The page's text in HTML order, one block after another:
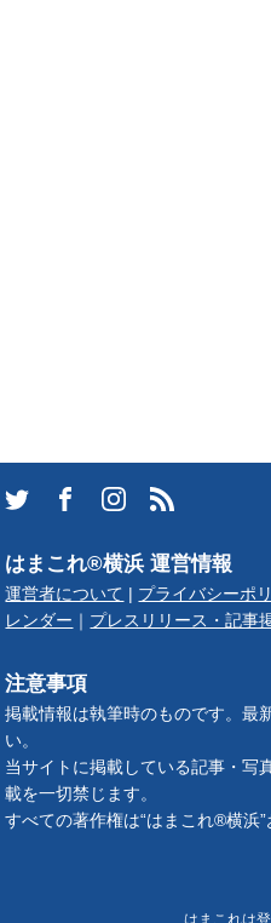
はまこれ®横浜 運営情報
運営者について プライバシーポ
レンダー
プレスリリース・記事
注意事項
掲載情報は執筆時のものです。最
い。
当サイトに掲載している記事・写
載を一切禁じます。
すべての著作権は“はまこれ®横浜